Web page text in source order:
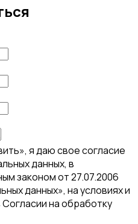
я даю свое согласие
данных, в
законом от 27.07.2006
данных», на условиях и
на обработку